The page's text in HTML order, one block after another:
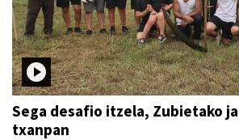
Sega desafio itzela, Zubietako
txanpan